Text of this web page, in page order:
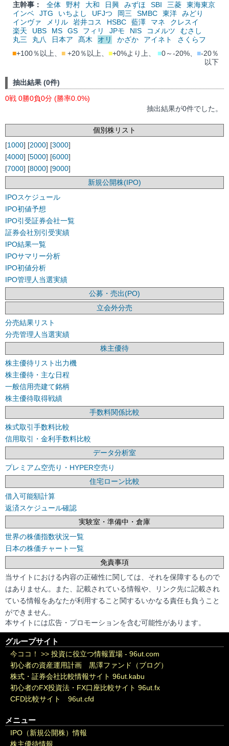
主幹事：
全体 野村 大和 日興 みずほ SBI 三菱
東海東京
インベ
JTG いちよし UFJつ 岡三 SMBC 東洋
みどり
インヴァ
メリル 岩井コス HSBC 藍澤 マネ
クレスイ
楽天
UBS MS GS フィリ JPモ NIS コメルツ
むさし
丸三
丸八 日本ア 髙木 オリ かざか アイネト
さくらフ
■+100％以上、 ■ +20％以上、 ■+0%より上、 ■0～-20%、 ■-20％
以下
抽出結果 (0件)
0戦 0勝0負0分 (勝率0.0%)
抽出結果が0件でした。
個別株リスト
[1000] [2000] [3000]
[4000] [5000] [6000]
[7000] [8000] [9000]
新規公開株(IPO)
IPOスケジュール
IPO初値予想
IPO引受証券会社一覧
証券会社別引受実績
IPO結果一覧
IPOサマリー分析
IPO初値分析
IPO管理人当選実績
公募・売出(PO)
立会外分売
分売結果リスト
分売管理人当選実績
株主優待
株主優待リスト出力機
株主優待・主な日程
一般信用売建て銘柄
株主優待取得戦績
手数料関係比較
株式取引手数料比較
信用取引・金利手数料比較
データ分析室
プレミアム空売り・HYPER空売り
住宅ローン比較
借入可能額計算
返済スケジュール確認
実験室・準備中・倉庫
世界の株価指数状況一覧
日本の株価チャート一覧
免責事項
当サイトにおける内容の正確性に関しては、それを保障するもので
はありません。また、記載されている情報や、リンク先に記載され
ている情報をあなたが利用すること関するいかなる責任も負うこと
ができません。
本サイトには広告・プロモーションを含む可能性があります。
グループサイト
今ココ！ >> 投資に役立つ情報置場 - 96ut.com
初心者の資産運用計画 黒澤ファンド（ブログ）
株式・証券会社比較情報サイト 96ut.kabu
初心者のFX投資法・FX口座比較サイト 96ut.fx
CFD比較サイト 96ut.cfd
メニュー
IPO（新規公開株）情報
株主優待情報